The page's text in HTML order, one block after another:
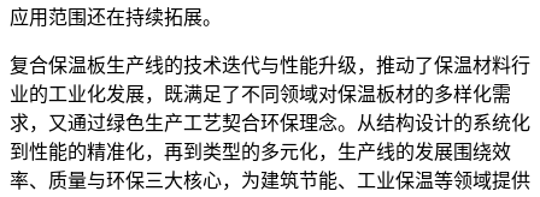
应用范围还在持续拓展。
复合保温板生产线的技术迭代与性能升级，推动了保温材料行
业的工业化发展，既满足了不同领域对保温板材的多样化需
求，又通过绿色生产工艺契合环保理念。从结构设计的系统化
到性能的精准化，再到类型的多元化，生产线的发展围绕效
率、质量与环保三大核心，为建筑节能、工业保温等领域提供